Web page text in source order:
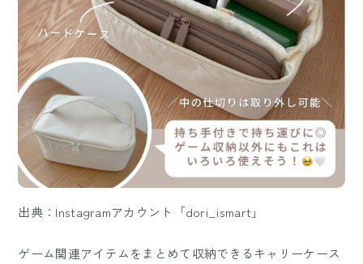
出典：Instagramアカウント「dori_ismart」
ゲーム関連アイテムをまとめて収納できるキャリーケース